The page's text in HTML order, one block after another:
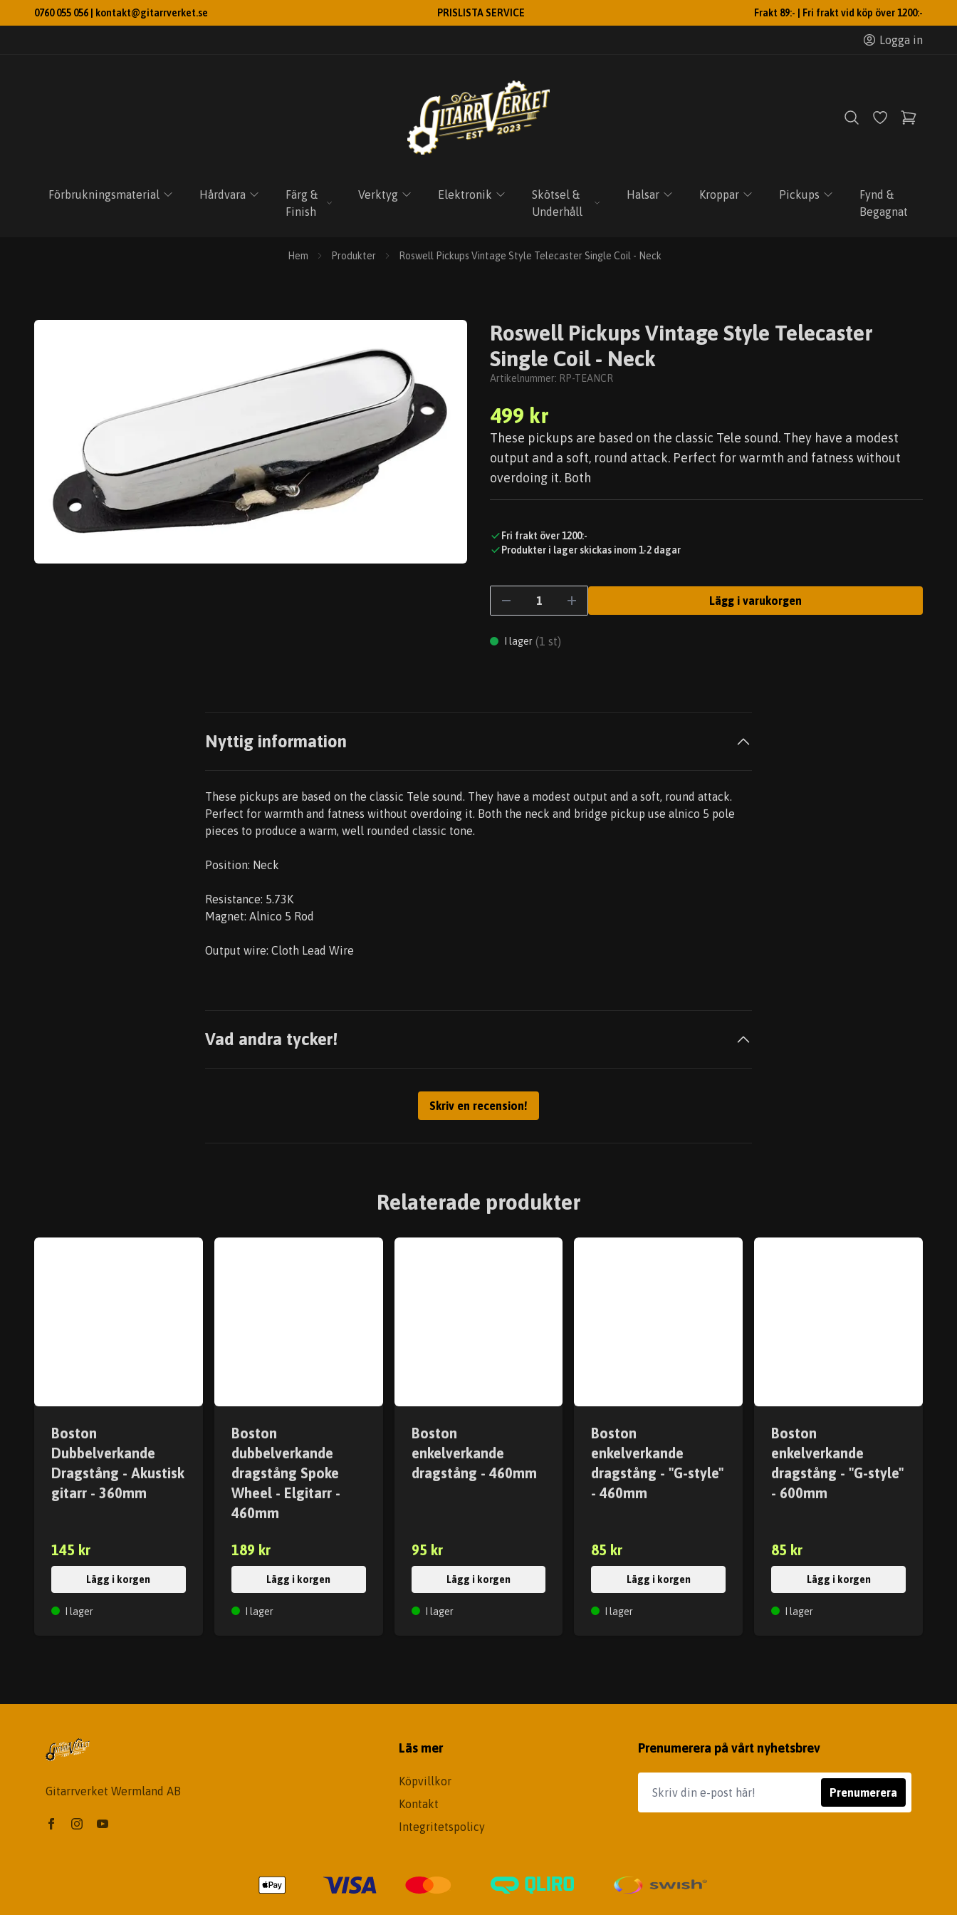
0760 055 056 | kontakt@gitarrverket.se PRISLISTA SERVICE Frakt 89:- | Fri frakt vid köp över 1200:-
Logga in
Förbrukningsmaterial Hårdvara
Färg &
Finish
Verktyg Elektronik
Skötsel &
Underhåll
Halsar Kroppar Pickups
Fynd &
Begagnat
Hem Produkter Roswell Pickups Vintage Style Telecaster Single Coil - Neck
Roswell Pickups Vintage Style Telecaster
Single Coil - Neck
Artikelnummer: RP-TEANCR
499 kr
These pickups are based on the classic Tele sound. They have a modest
output and a soft, round attack. Perfect for warmth and fatness without
overdoing it. Both
Fri frakt över 1200:-
Produkter i lager skickas inom 1-2 dagar
Lägg i varukorgen
I lager (1 st)
Nyttig information
These pickups are based on the classic Tele sound. They have a modest output and a soft, round attack.
Perfect for warmth and fatness without overdoing it. Both the neck and bridge pickup use alnico 5 pole
pieces to produce a warm, well rounded classic tone.
Position: Neck
Resistance: 5.73K
Magnet: Alnico 5 Rod
Output wire: Cloth Lead Wire
Vad andra tycker!
Skriv en recension!
Relaterade produkter
Boston
Dubbelverkande
Dragstång - Akustisk
gitarr - 360mm
145 kr
Lägg i korgen
I lager
Boston
dubbelverkande
dragstång Spoke
Wheel - Elgitarr -
460mm
189 kr
Lägg i korgen
I lager
Boston
enkelverkande
dragstång - 460mm
95 kr
Lägg i korgen
I lager
Boston
enkelverkande
dragstång - "G-style"
- 460mm
85 kr
Lägg i korgen
I lager
Boston
enkelverkande
dragstång - "G-style"
- 600mm
85 kr
Lägg i korgen
I lager
Gitarrverket Wermland AB
Läs mer
Köpvillkor
Kontakt
Integritetspolicy
Prenumerera på vårt nyhetsbrev
Prenumerera